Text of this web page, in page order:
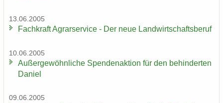
13.06.2005
Fach­kraft Agrar­ser­vice - Der neue Land­wirt­schafts­be­ruf
10.06.2005
Au­ßer­ge­wöhn­li­che Spen­den­ak­ti­on für den be­hin­der­ten
Da­ni­el
09.06.2005